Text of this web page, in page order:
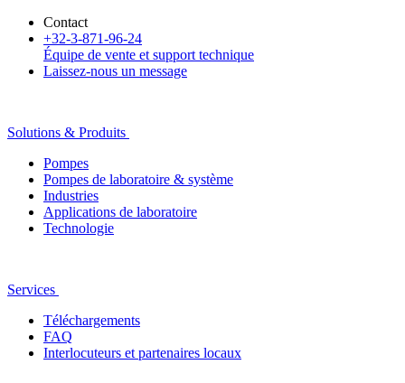
Contact
+32-3-871-96-24
Équipe de vente et support technique
Laissez-nous un message
Solutions & Produits
Pompes
Pompes de laboratoire & système
Industries
Applications de laboratoire
Technologie
Services
Téléchargements
FAQ
Interlocuteurs et partenaires locaux